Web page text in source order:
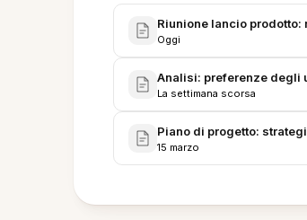
Riunione lancio prodotto:
Oggi
Analisi: preferenze degli
La settimana scorsa
Piano di progetto:
15 marzo